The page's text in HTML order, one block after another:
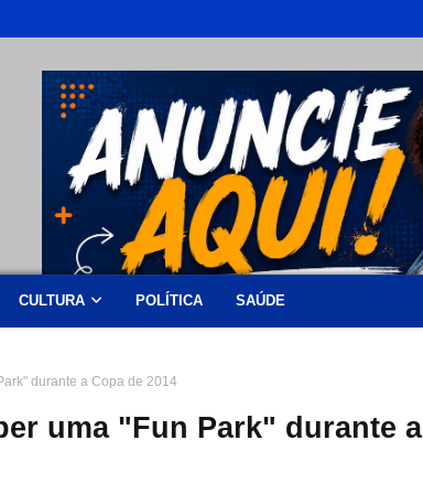
CULTURA POLÍTICA SAÚDE
durante a Copa de 2014
uma "Fun Park" durante a